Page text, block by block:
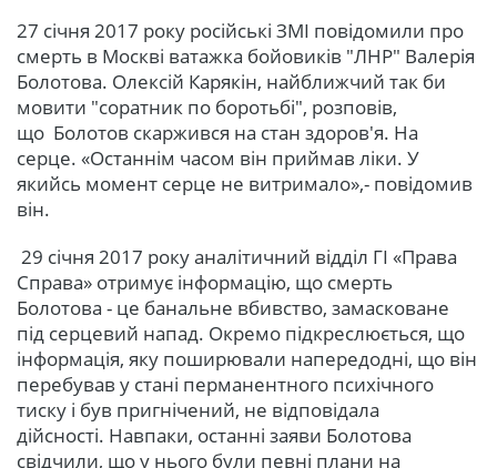
27 січня 2017 року російські ЗМІ повідомили про
смерть в Москві ватажка бойовиків "ЛНР" Валерія
Болотова. Олексій Карякін, найближчий так би
мовити "соратник по боротьбі", розповів,
що Болотов скаржився на стан здоров'я. На
серце. «Останнім часом він приймав ліки. У
якийсь момент серце не витримало»,- повідомив
він.
29 січня 2017 року аналітичний відділ ГІ «Права
Справа» отримує інформацію, що смерть
Болотова - це банальне вбивство, замасковане
під серцевий напад. Окремо підкреслюється, що
інформація, яку поширювали напередодні, що він
перебував у стані перманентного психічного
тиску і був пригнічений, не відповідала
дійсності. Навпаки, останні заяви Болотова
свідчили, що у нього були певні плани на